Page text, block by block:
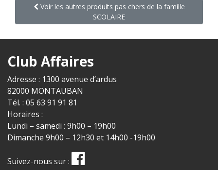
Voir les autres produits pas chers de la famille
SCOLAIRE
Club Affaires
Adresse : 1300 avenue d’ardus
82000 MONTAUBAN
Tél. : 05 63 91 91 81
Horaires :
Lundi – samedi : 9h00 – 19h00
Dimanche 9h00 – 12h30 et 14h00 -19h00
Suivez-nous sur :